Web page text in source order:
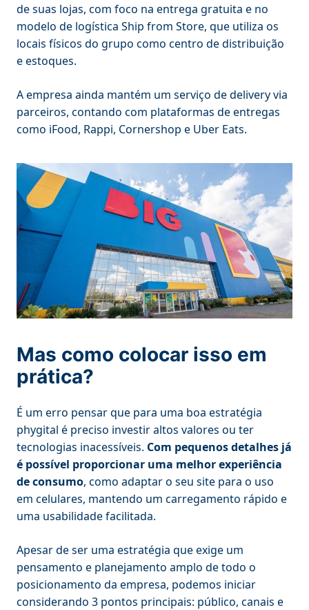
de suas lojas, com foco na entrega gratuita e no
modelo de logística Ship from Store, que utiliza os
locais físicos do grupo como centro de distribuição
e estoques.
A empresa ainda mantém um serviço de delivery via
parceiros, contando com plataformas de entregas
como iFood, Rappi, Cornershop e Uber Eats.
Mas como colocar isso em
prática?
É um erro pensar que para uma boa estratégia
phygital é preciso investir altos valores ou ter
tecnologias inacessíveis. Com pequenos detalhes já
é possível proporcionar uma melhor experiência
de consumo, como adaptar o seu site para o uso
em celulares, mantendo um carregamento rápido e
uma usabilidade facilitada.
Apesar de ser uma estratégia que exige um
pensamento e planejamento amplo de todo o
posicionamento da empresa, podemos iniciar
considerando 3 pontos principais: público, canais e